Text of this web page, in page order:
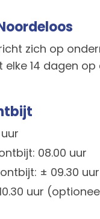
zich op
elke 14 dagen
08.00 uur
± 09.30 uur
uur